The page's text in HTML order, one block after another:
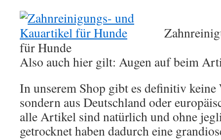
für Hunde
Also auch hier gilt: Augen auf beim
In unserem Shop gibt es definitiv keine
sondern aus Deutschland oder
alle Artikel sind natürlich und ohne
getrocknet haben dadurch eine